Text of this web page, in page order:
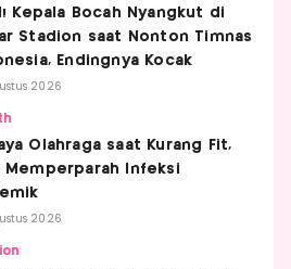
Kepala Bocah Nyangkut di
Stadion saat Nonton Timnas
Endingnya Kocak
2026
Olahraga saat Kurang Fit,
Memperparah Infeksi
2026